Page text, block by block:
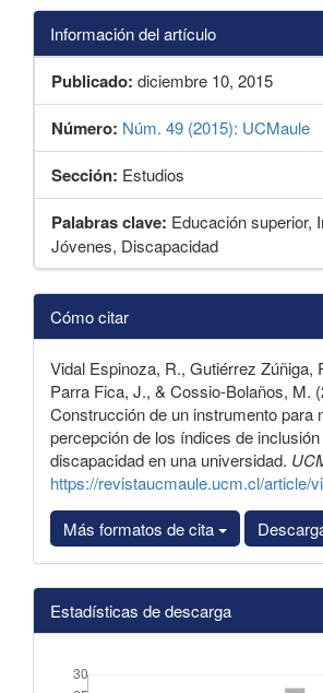
Información del artículo
Publicado: diciembre 10, 2015
Número: Núm. 49 (2015): UCMaule
Sección: Estudios
Palabras clave: Educación superior,
Jóvenes, Discapacidad
Detalles
del
artículo
Cómo citar
Vidal Espinoza, R., Gutiérrez Zúñiga,
Parra Fica, J., & Cossio-Bolaños, M.
Construcción de un instrumento para
percepción de los índices de
discapacidad en una universidad.
https://revistaucmaule.ucm.cl/article/
Más formatos de cita
Estadísticas de descarga